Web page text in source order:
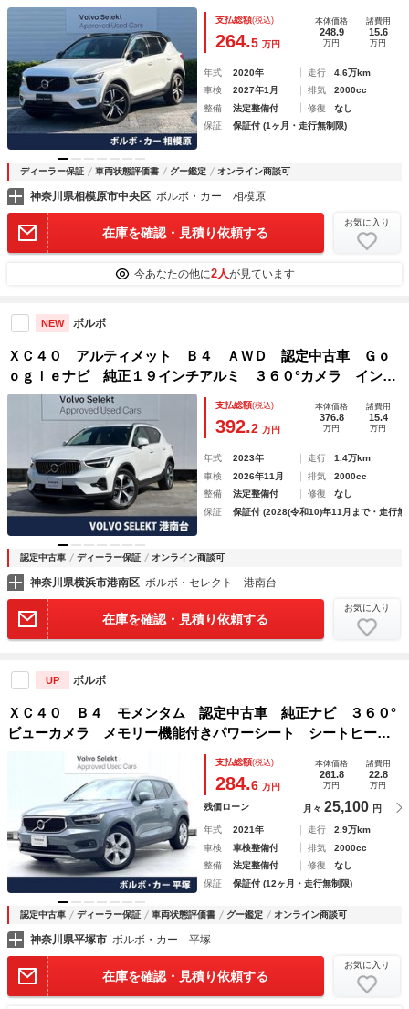
ングヒーター シートヒーター メモリーシート パワーテー
ルゲート ＡｐｐｌｅＣａｒＰｌａｙ ＡｎｄｒｏｉｄＡｕｔ
支払総額(税込)
264.5 万円
本体価格
248.9
万円
諸費用
15.6
万円
年式 2020年 走行
4.6万km
車検
2027年1月 排気
2000cc
整備
法定整備付 修復
なし
保証
保証付 (1ヶ月・走行無制限)
ディーラー保証 車両状態評価書 グー鑑定 オンライン商談可
神奈川県相模原市中央区 ボルボ・カー 相模原
在庫を確認・見積り依頼する
お気に入り
今あなたの他に2人が見ています
NEW ボルボ
ＸＣ４０ アルティメット Ｂ４ ＡＷＤ 認定中古車 Ｇｏ
ｏｇｌｅナビ 純正１９インチアルミ ３６０°カメラ インテ
リセーフ レーダークルーズ 純正９インチナビ シートヒー
ター パイロットアシスト 禁煙車 衝突被害軽減ブレーキ
支払総額(税込)
392.2 万円
本体価格
376.8
万円
諸費用
15.4
万円
年式 2023年 走行
1.4万km
車検
2026年11月 排気
2000cc
整備
法定整備付 修復
なし
保証
保証付 (2028(令和10)年11月まで・走行無
認定中古車 ディーラー保証 オンライン商談可
神奈川県横浜市港南区 ボルボ・セレクト 港南台
在庫を確認・見積り依頼する
お気に入り
UP ボルボ
ＸＣ４０ Ｂ４ モメンタム 認定中古車 純正ナビ ３６０°
ビューカメラ メモリー機能付きパワーシート シートヒータ
ー Ｂｌｕｅｔｏｏｔｈ ＥＴＣ パワーテールゲート ルー
フレール 禁煙車 ＥＴＣ 純正１８インチアルミホイール
支払総額(税込)
284.6 万円
本体価格
261.8
万円
諸費用
22.8
万円
残価ローン 月々 25,100 円
年式 2021年 走行
2.9万km
車検
車検整備付 排気
2000cc
整備
法定整備付 修復
なし
保証
保証付 (12ヶ月・走行無制限)
認定中古車 ディーラー保証 車両状態評価書 グー鑑定 オンライン商談可
神奈川県平塚市 ボルボ・カー 平塚
在庫を確認・見積り依頼する
お気に入り